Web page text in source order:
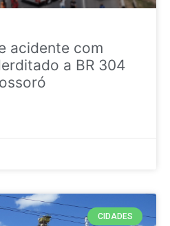
acidente com
a BR 304
CIDADES